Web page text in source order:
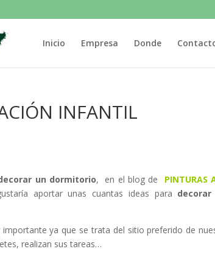
Inicio Empresa Donde
INFANTIL
un dormitorio, en el blog de PINTURAS
aportar unas cuantas ideas para
ya que se trata del sitio preferido de
realizan sus tareas…